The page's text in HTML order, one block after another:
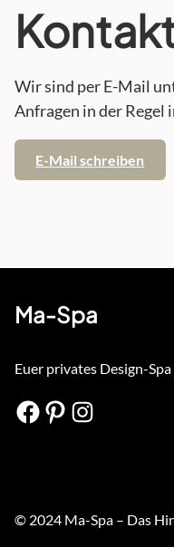
Wir sind per E-Mail
Anfragen in der Regel
E-Mail schreiben
Ma-Spa
Euer privates Design-
Facebook Pinterest Instagram
© 2024 Ma-Spa – Das